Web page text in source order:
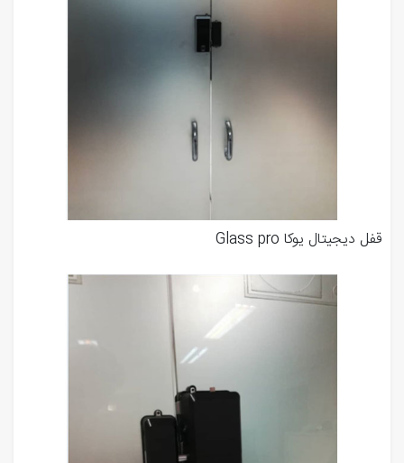
قفل دیجیتال یوکا Glass pro